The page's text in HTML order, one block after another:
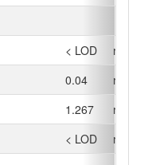
< LOD
mg
0.04
mg
1.267
mg
< LOD
mg